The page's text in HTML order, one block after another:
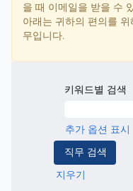
을 때 이메일을 받을 수
아래는 귀하의 편의를
무입니다.
키워드별 검색
추가 옵션 표시
지우기